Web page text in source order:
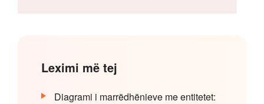
Leximi më tej
Diagrami i marrëdhënieve me entitetet: